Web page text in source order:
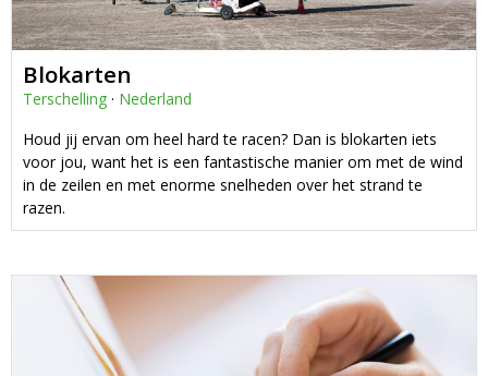
Blokarten
Terschelling · Nederland
Houd jij ervan om heel hard te racen? Dan is blokarten iets
voor jou, want het is een fantastische manier om met de wind
in de zeilen en met enorme snelheden over het strand te
razen.